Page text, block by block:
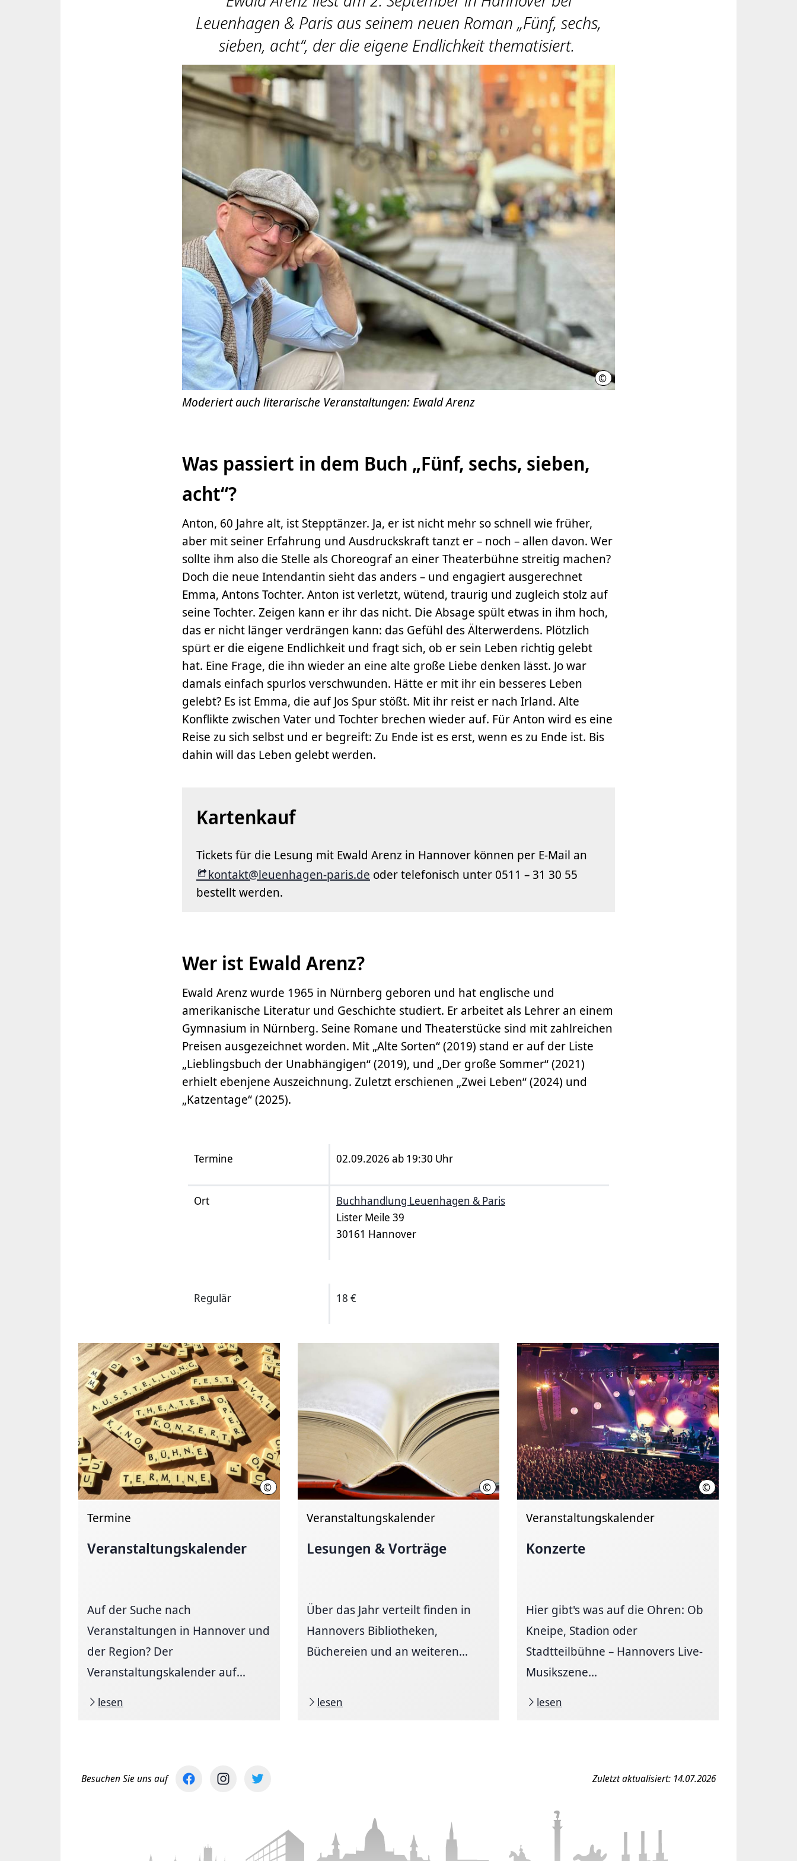
Leuenhagen & Paris aus seinem neuen Roman „Fünf, sechs,
sieben, acht“, der die eigene Endlichkeit thematisiert.
© Ilka Birkefeld
Moderiert auch literarische Veranstaltungen: Ewald Arenz
Was passiert in dem Buch „Fünf, sechs, sieben,
acht“?
Anton, 60 Jahre alt, ist Stepptänzer. Ja, er ist nicht mehr so schnell wie früher,
aber mit seiner Erfahrung und Ausdruckskraft tanzt er – noch – allen davon. Wer
sollte ihm also die Stelle als Choreograf an einer Theaterbühne streitig machen?
Doch die neue Intendantin sieht das anders – und engagiert ausgerechnet
Emma, Antons Tochter. Anton ist verletzt, wütend, traurig und zugleich stolz auf
seine Tochter. Zeigen kann er ihr das nicht. Die Absage spült etwas in ihm hoch,
das er nicht länger verdrängen kann: das Gefühl des Älterwerdens. Plötzlich
spürt er die eigene Endlichkeit und fragt sich, ob er sein Leben richtig gelebt
hat. Eine Frage, die ihn wieder an eine alte große Liebe denken lässt. Jo war
damals einfach spurlos verschwunden. Hätte er mit ihr ein besseres Leben
gelebt? Es ist Emma, die auf Jos Spur stößt. Mit ihr reist er nach Irland. Alte
Konflikte zwischen Vater und Tochter brechen wieder auf. Für Anton wird es eine
Reise zu sich selbst und er begreift: Zu Ende ist es erst, wenn es zu Ende ist. Bis
dahin will das Leben gelebt werden.
Kartenkauf
Tickets für die Lesung mit Ewald Arenz in Hannover können per E-Mail an
kontakt@leuenhagen-paris.de oder telefonisch unter 0511 – 31 30 55
bestellt werden.
Wer ist Ewald Arenz?
Ewald Arenz wurde 1965 in Nürnberg geboren und hat englische und
amerikanische Literatur und Geschichte studiert. Er arbeitet als Lehrer an einem
Gymnasium in Nürnberg. Seine Romane und Theaterstücke sind mit zahlreichen
Preisen ausgezeichnet worden. Mit „Alte Sorten“ (2019) stand er auf der Liste
„Lieblingsbuch der Unabhängigen“ (2019), und „Der große Sommer“ (2021)
erhielt ebenjene Auszeichnung. Zuletzt erschienen „Zwei Leben“ (2024) und
„Katzentage“ (2025).
Termine 02.09.2026 ab 19:30 Uhr
Ort
Buchhandlung Leuenhagen & Paris
Lister Meile 39
30161 Hannover
Regulär 18 €
© Hannover.de
Termine
Veranstaltungskalender
Auf der Suche nach
Veranstaltungen in Hannover und
der Region? Der
Veranstaltungskalender auf...
lesen
© Hannover.de
Veranstaltungskalender
Lesungen & Vorträge
Über das Jahr verteilt finden in
Hannovers Bibliotheken,
Büchereien und an weiteren...
lesen
© HMTG
Veranstaltungskalender
Konzerte
Hier gibt's was auf die Ohren: Ob
Kneipe, Stadion oder
Stadtteilbühne – Hannovers Live-
Musikszene...
lesen
Besuchen Sie uns auf Zuletzt aktualisiert: 14.07.2026